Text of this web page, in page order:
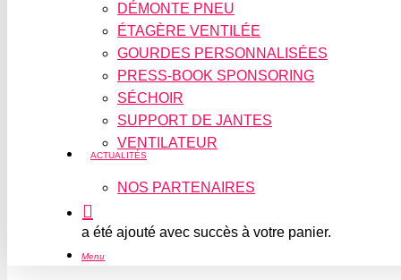
DÉMONTE PNEU
ÉTAGÈRE VENTILÉE
GOURDES PERSONNALISÉES
PRESS-BOOK SPONSORING
SÉCHOIR
SUPPORT DE JANTES
VENTILATEUR
ACTUALITÉS
NOS PARTENAIRES
a été ajouté avec succès à votre panier.
Menu